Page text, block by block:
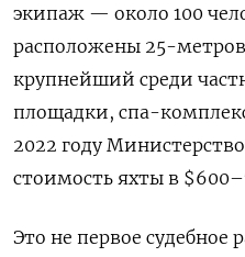
экипаж — около 100
расположены 25-
крупнейший среди
площадки, спа-
2022 году
стоимость яхты в
Это не первое судебное